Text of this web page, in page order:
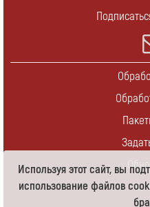
Используя этот сайт, вы
использование файлов